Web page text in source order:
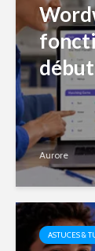
Aurore
ASTUCES &